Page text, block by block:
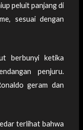
peluit panjang di
sesuai dengan
berbunyi ketika
penjuru.
geram dan
terlihat bahwa